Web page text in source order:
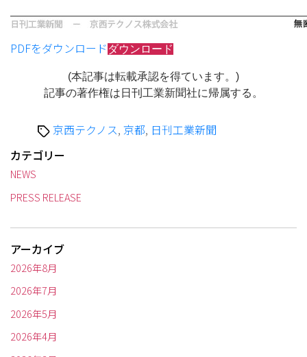
PDFをダウンロード ダウンロード
(本記事は転載承認を得ています。)
記事の著作権は日刊工業新聞社に帰属する。
タ 京西テクノス, 京都, 日刊工業新聞
カテゴリー
NEWS
PRESS RELEASE
アーカイブ
2026年8月
2026年7月
2026年5月
2026年4月